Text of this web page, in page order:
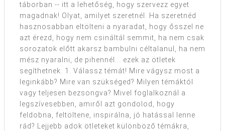
táborban -- itt a lehetőség, hogy szervezz egyet
magadnak! Olyat, amilyet szeretnél. Ha szeretnéd
hasznosabban eltölteni a nyaradat, hogy ősszel ne
azt érezd, hogy nem csináltál semmit, ha nem csak
sorozatok előtt akarsz bambulni céltalanul, ha nem
mész nyaralni, de pihennél... ezek az ötletek
segíthetnek. 1. Válassz témát! Mire vágysz most a
leginkább? Mire van szükséged? Milyen témáktól
vagy teljesen bezsongva? Mivel foglalkoznál a
legszívesebben, amiről azt gondolod, hogy
feldobna, feltöltene, inspirálna, jó hatással lenne
rád? Lejjebb adok ötleteket különböző témákra,